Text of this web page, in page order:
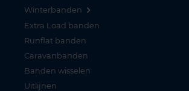
Winterbanden
Extra Load banden
Runflat banden
Caravanbanden
Banden wisselen
Uitlijnen